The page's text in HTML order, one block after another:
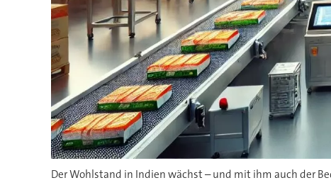
Der Wohlstand in Indien wächst – und mit ihm auch der